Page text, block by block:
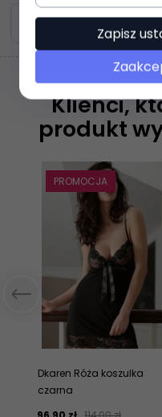
Zasoby dotyczące
Klienci,
produkt
PROMOCJA
Dkaren Róża koszulka
czarna
Zapisz